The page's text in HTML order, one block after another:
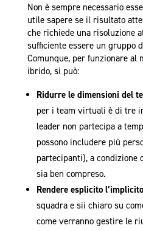
Non è sempre necessario
utile sapere se il risultato
che richiede una risoluzione
sufficiente essere un gruppo
Comunque, per funzionare al
ibrido, si può:
Ridurre le dimensioni del
per i team virtuali è di tre
leader non partecipa a
possono includere più
partecipanti), a condizione
sia ben compreso.
Rendere esplicito l’implicito
squadra e sii chiaro su
come verranno gestire le